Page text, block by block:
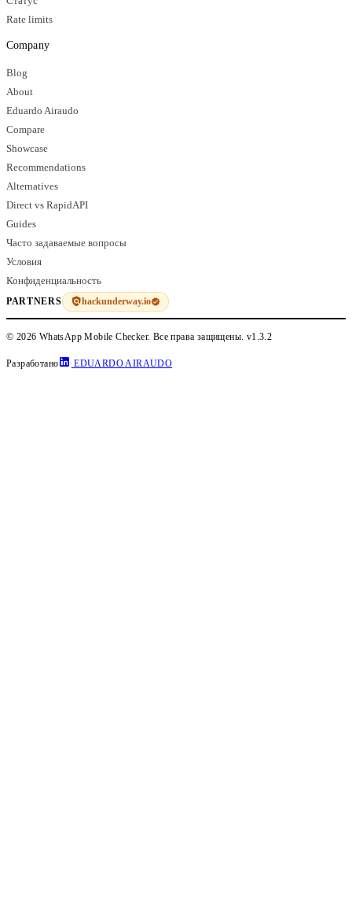
Rate limits
Company
Blog
About
Eduardo Airaudo
Compare
Showcase
Recommendations
Alternatives
Direct vs RapidAPI
Guides
Часто задаваемые вопросы
Условия
Конфиденциальность
PARTNERS hackunderway.io
© 2026 WhatsApp Mobile Checker. Все права защищены. v1.3.2
Разработано EDUARDO AIRAUDO